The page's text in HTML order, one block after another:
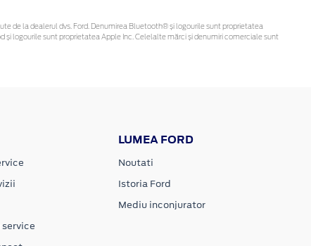
de la dealerul dvs. Ford. Denumirea Bluetooth® și logourile sunt proprietatea
și logourile sunt proprietatea Apple Inc. Celelalte mărci și denumiri comerciale sunt
LUMEA FORD
Noutati
Istoria Ford
Mediu inconjurator